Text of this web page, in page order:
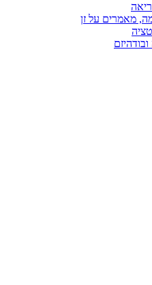
מאמרים על זן